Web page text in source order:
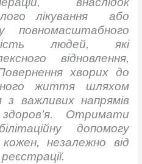
лікування або
людей, які
відновлення,
хворих до
життя шляхом
з важливих напрямів
Отримати
допомогу
незалежно від